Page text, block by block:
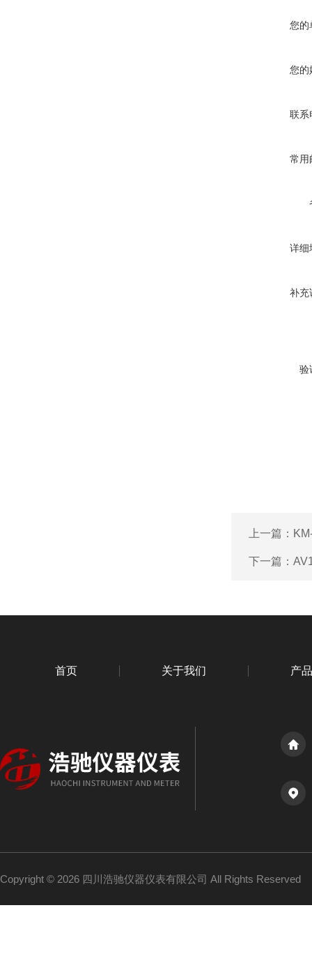
您的
您的
联系
常用
详细
补充
验
上一篇：
下一篇：
首页 关于我们 产
Copyright © 2026 四川浩驰仪器仪表有限公司 All Rights Reserved